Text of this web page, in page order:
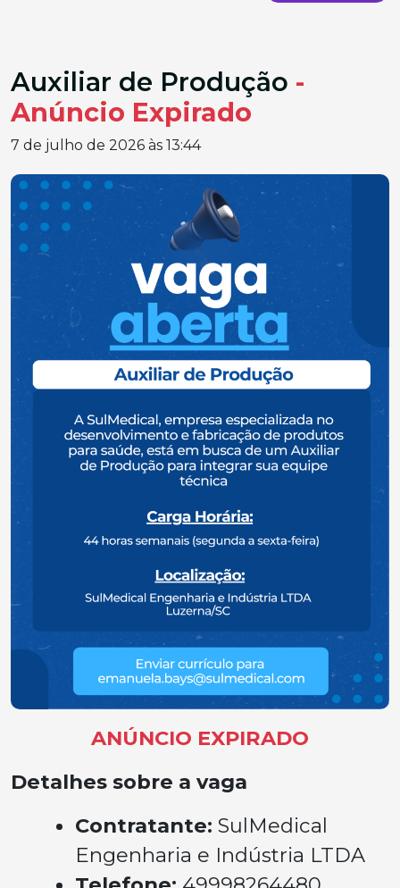
Auxiliar de Produção -
Anúncio Expirado
7 de julho de 2026 às 13:44
ANÚNCIO EXPIRADO
Detalhes sobre a vaga
Contratante: SulMedical
Engenharia e Indústria LTDA